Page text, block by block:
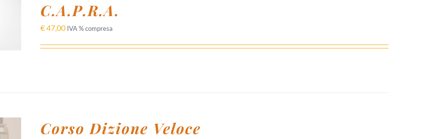
C.A.P.R.A.
€47,00 IVA % compresa
Corso Dizione Veloce